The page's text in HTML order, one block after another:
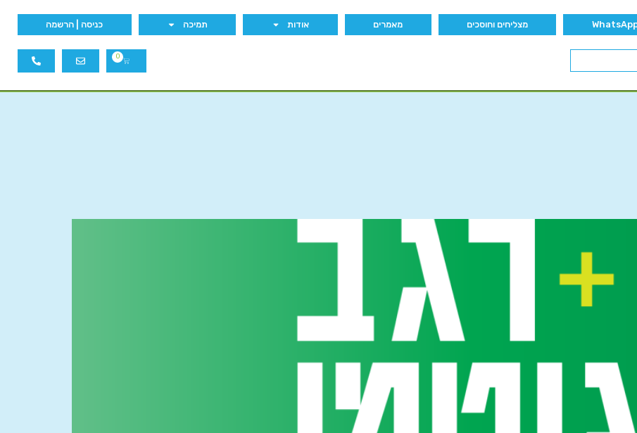
מצליחים וחוסכים מאמרים אודות תמיכה כניסה | הרשמה
0